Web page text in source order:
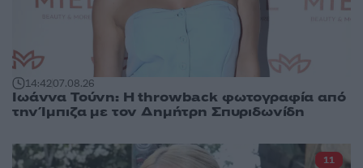
14:4207.08.26
Ιωάννα Τούνη: Η throwback φωτογραφία από
την Ίμπιζα με τον Δημήτρη Σπυριδωνίδη
11